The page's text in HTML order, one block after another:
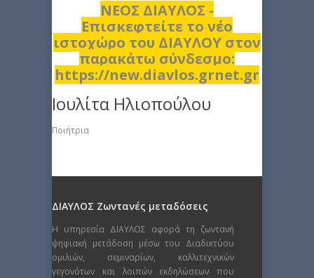
ΝΕΟΣ ΔΙΑΥΛΟΣ -
Επισκεφτείτε το νέο
ιστοχώρο του ΔΙΑΥΛΟΥ στον
παρακάτω σύνδεσμο:
https://new.diavlos.grnet.gr
Ιουλίτα Ηλιοπούλου
Ποιήτρια
ΔΙΑΥΛΟΣ Ζωντανές μεταδόσεις
Η υπηρεσία ΔΙΑΥΛΟΣ αφορά τη ζωντανή
ψηφιακή μετάδοση μέσω του Διαδικτύου
ομιλιών, σεμιναρίων, καλλιτεχνικών
γεγονότων και λοιπών εκδηλώσεων που